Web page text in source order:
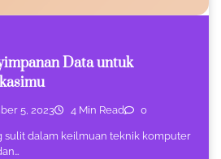
Data untuk
5, 2023 4 Min Read 0
sulit dalam keilmuan teknik komputer